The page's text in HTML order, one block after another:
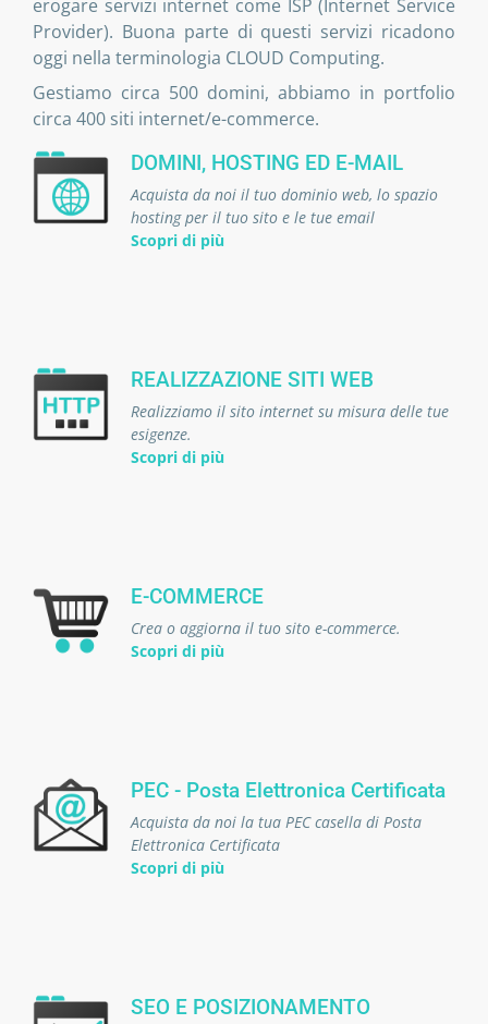
erogare servizi internet come ISP (Internet Service
Provider). Buona parte di questi servizi ricadono
oggi nella terminologia CLOUD Computing.
Gestiamo circa 500 domini, abbiamo in portfolio
circa 400 siti internet/e-commerce.
DOMINI, HOSTING ED E-MAIL
Acquista da noi il tuo dominio web, lo spazio
hosting per il tuo sito e le tue email
Scopri di più
REALIZZAZIONE SITI WEB
Realizziamo il sito internet su misura delle tue
esigenze.
Scopri di più
E-COMMERCE
Crea o aggiorna il tuo sito e-commerce.
Scopri di più
PEC - Posta Elettronica Certificata
Acquista da noi la tua PEC casella di Posta
Elettronica Certificata
Scopri di più
SEO E POSIZIONAMENTO